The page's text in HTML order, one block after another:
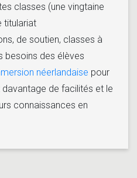
classes (une vingtaine
titulariat
de soutien, classes à
besoins des élèves
néerlandaise pour
de facilités et le
connaissances en